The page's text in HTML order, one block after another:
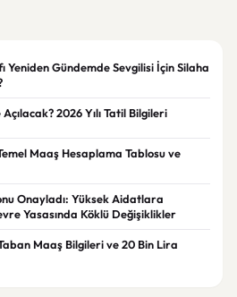
Yeniden Gündemde Sevgilisi İçin Silaha
2026 Yılı Tatil Bilgileri
Maaş Hesaplama Tablosu ve
Onayladı: Yüksek Aidatlara
Yasasında Köklü Değişiklikler
Maaş Bilgileri ve 20 Bin Lira